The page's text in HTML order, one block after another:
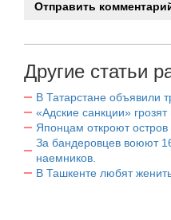
Другие статьи
В Татарстане объявили
«Адские санкции»
Японцам откроют
За бандеровцев воюют
наемников.
В Ташкенте любят